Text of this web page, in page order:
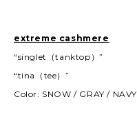
extreme cashmere
“singlet（tanktop）”
“tina（tee）”
Color: SNOW / GRAY / NAVY